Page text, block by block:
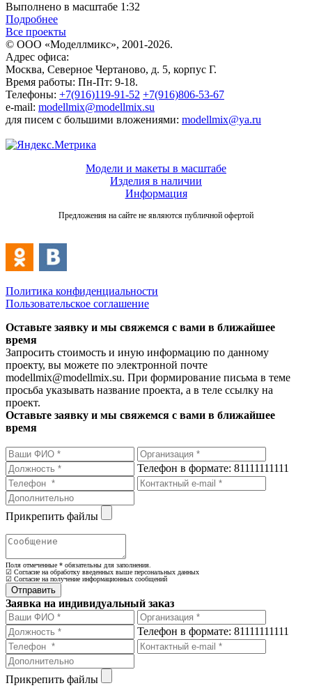
Выполнено в масштабе 1:32
Подробнее
Все проекты
© ООО «Моделлмикс», 2001-2026.
Адрес офиса:
Москва, Северное Чертаново, д. 5, корпус Г.
Время работы: Пн-Пт: 9-18.
Телефоны: +7(916)119-91-52 +7(916)806-53-67
e-mail: modellmix@modellmix.su
для писем с большими вложениями: modellmix@ya.ru
Модели и макеты в масштабе
Изделия в наличии
Информация
Предложения на сайте не являются публичной офертой
Политика конфиденциальности
Пользовательское соглашение
Оставьте заявку и мы свяжемся с вами в ближайшее
время
Запросить стоимость и иную информацию по данному
проекту, вы можете по электронной почте
modellmix@modellmix.su. При формирование письма в теме
просьба указывать название проекта, а в теле ссылку на
проект.
Оставьте заявку и мы свяжемся с вами в ближайшее
время
Телефон в формате: 81111111111
Прикрепить файлы
Поля отмеченные * обязательны для заполнения.
☑ Согласие на обработку введенных выше персональных данных
☑ Согласие на получение информационных сообщений
Заявка на индивидуальный заказ
Телефон в формате: 81111111111
Прикрепить файлы